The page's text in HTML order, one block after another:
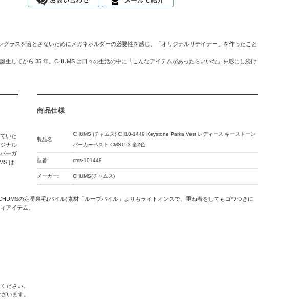
ラスを落とさないためにメガネホルダーの必要性を感じ、「オリジナルリテイナー」を作ったこと
してから 35 年。CHUMS は日々の生活の中に「こんなアイテムがあったらいいな」を形にし続け
いた
ナル
ーガ
は
商品仕様
製品名:
CHUMS (チャムス) CH10-1449 Keystone Parka Vest レディース キーストーン
パーカーベスト CMS153 全2色
型番: cms-101449
メーカー: CHUMS(チャムス)
の定番裏毛(パイル)素材「ループパイル」よりもライトオンスで、重ね着をしてもゴワつきに
アイテム。
ださい。
います。